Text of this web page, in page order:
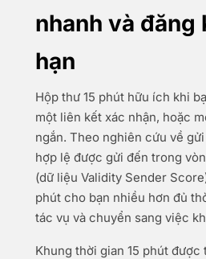
nhanh và đăng
hạn
Hộp thư 15 phút hữu ích khi
một liên kết xác nhận, hoặc
ngắn. Theo nghiên cứu về
hợp lệ được gửi đến trong
(dữ liệu Validity Sender
phút cho bạn nhiều hơn đủ
tác vụ và chuyển sang việc
Khung thời gian 15 phút